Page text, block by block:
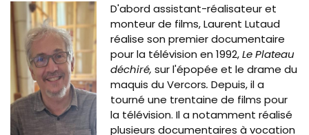
Image
D'abord assistant-réalisateur et
monteur de films, Laurent Lutaud
réalise son premier documentaire
pour la télévision en 1992,Le Plateau
déchiré,sur l'épopée et le drame du
maquis du Vercors. Depuis, il a
tourné une trentaine de films pour
la télévision. Il a notamment réalisé
plusieurs documentaires à vocation